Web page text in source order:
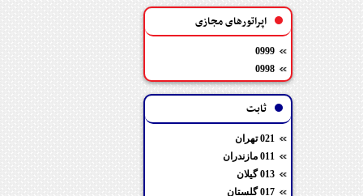
اپراتورهای مجازی
0999
0998
ثابت
021 تهران
011 مازندران
013 گیلان
017 گلستان